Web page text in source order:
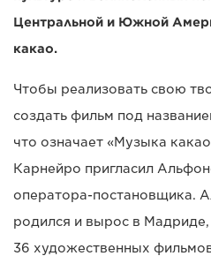
Центральной и Южной
какао.
Чтобы реализовать свою
создать фильм под
что означает «Музыка
Карнейро пригласил
оператора-постановщика.
родился и вырос в Мадриде,
36 художественных